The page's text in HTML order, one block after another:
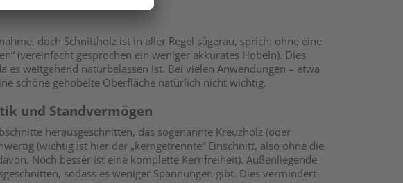
doch Schnittholz ist in aller Regel sägerau, sprich: ohne eine
(vereinfacht gesprochen ein weniger akkurates Hobeln). Dies
es weitgehend naturbelassen ist. Bei vielen Anwendungen – etwa
schöne gehobelte Oberfläche natürlich nicht wichtig.
und Standvermögen
herausgeschnitten, das sogenannte Kreuzholz (oder
(wichtig ist hier der „kerngetrennte“ Einschnitt, also ohne die
Noch besser ist eine komplette Kernfreiheit). Außenliegende
sodass es weniger Spannungen gibt. Dies vermindert